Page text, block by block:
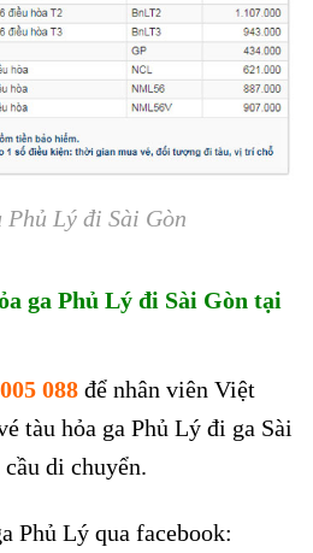
Lý đi Sài Gòn
ga Phủ Lý đi Sài Gòn tại
088 để nhân viên Việt
tàu hỏa ga Phủ Lý đi ga Sài
di chuyển.
Phủ Lý qua facebook: